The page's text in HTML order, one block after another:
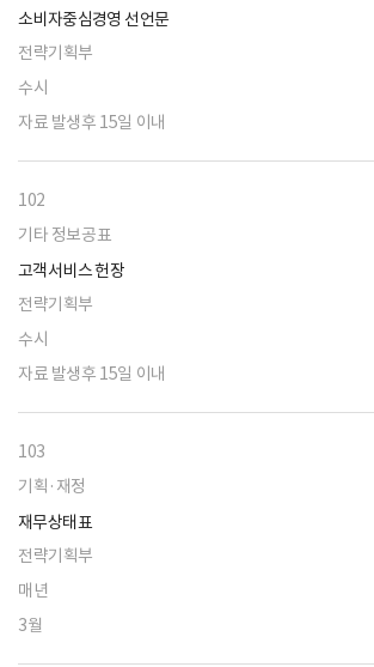
소비자중심경영 선언문
전략기획부
수시
자료 발생후 15일 이내
102
기타 정보공표
고객서비스 헌장
전략기획부
수시
자료 발생후 15일 이내
103
기획·재정
재무상태표
전략기획부
매년
3월